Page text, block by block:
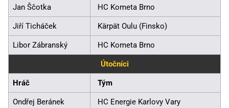
Jan Ščotka HC Kometa Brno
Jiří Ticháček Kärpät Oulu (Finsko)
Libor Zábranský HC Kometa Brno
Útočníci
Hráč Tým
Ondřej Beránek HC Energie Karlovy Vary